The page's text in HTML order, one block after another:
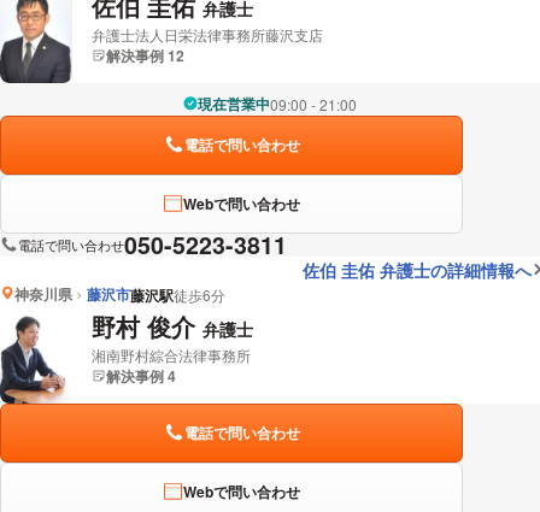
弁護士
弁護士法人日栄法律事務所藤沢支店
解決事例 12
現在営業中09:00 - 21:00
電話で問い合わせ
Webで問い合わせ
電話で問い合わせ050-5223-3811
佐伯 圭佑 弁護士の詳細情報へ
神奈川県 藤沢市藤沢駅徒歩6分
野村 俊介 弁護士
湘南野村綜合法律事務所
解決事例 4
電話で問い合わせ
Webで問い合わせ